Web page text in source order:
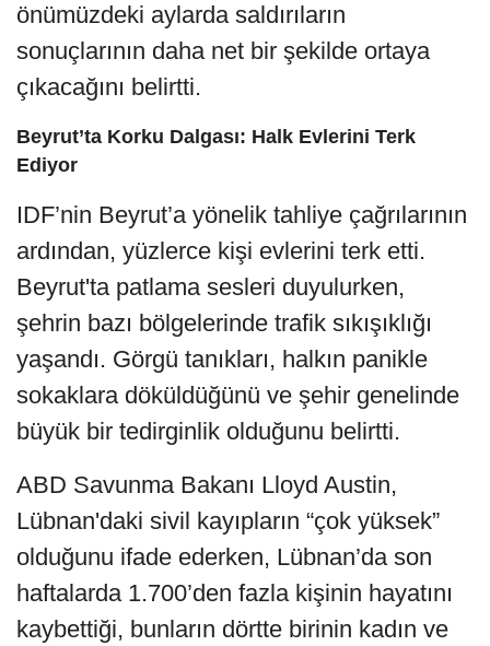
önümüzdeki aylarda saldırıların
sonuçlarının daha net bir şekilde ortaya
çıkacağını belirtti.
Beyrut’ta Korku Dalgası: Halk Evlerini Terk
Ediyor
IDF’nin Beyrut’a yönelik tahliye çağrılarının
ardından, yüzlerce kişi evlerini terk etti.
Beyrut'ta patlama sesleri duyulurken,
şehrin bazı bölgelerinde trafik sıkışıklığı
yaşandı. Görgü tanıkları, halkın panikle
sokaklara döküldüğünü ve şehir genelinde
büyük bir tedirginlik olduğunu belirtti.
ABD Savunma Bakanı Lloyd Austin,
Lübnan'daki sivil kayıpların “çok yüksek”
olduğunu ifade ederken, Lübnan’da son
haftalarda 1.700’den fazla kişinin hayatını
kaybettiği, bunların dörtte birinin kadın ve